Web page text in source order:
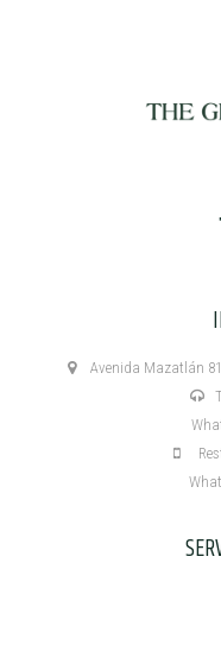
Avenida Mazatlán 81,